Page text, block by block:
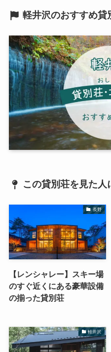
軽井沢のおすすめ貸
この貸別荘を見た
長野
【レンシャレー】スキー場
のすぐ近くにある豪華設備
の揃った貸別荘
軽井沢